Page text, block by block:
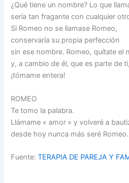
¿Qué tiene un nombre? Lo que
sería tan fragante con cualquier
Si Romeo no se llamase Romeo,
conservaría su propia perfección
sin ese nombre. Romeo, quítate el
y, a cambio de él, que es parte de ti,
¡tómame entera!
ROMEO
Te tomo la palabra.
Llámame « amor » y volveré a
desde hoy nunca más seré Romeo.
Fuente:TERAPIA DE PAREJA Y